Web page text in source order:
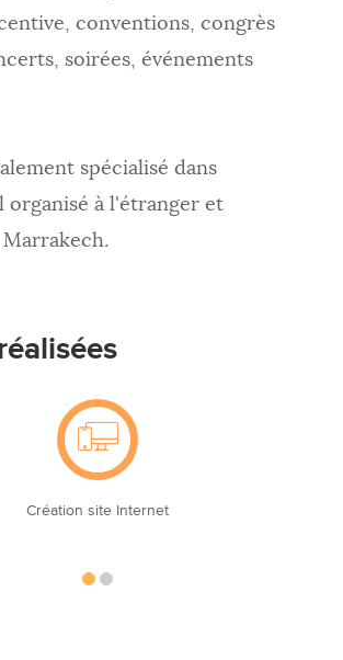
IMPRESSION
conventions, congrès
soirées, événements
spécialisé dans
organisé à l'étranger et